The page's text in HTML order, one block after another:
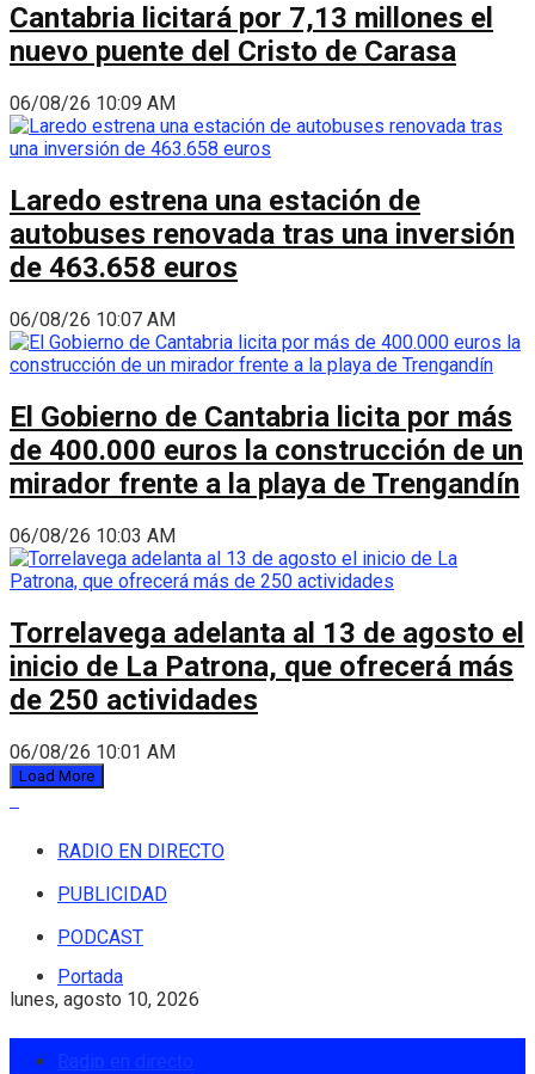
Cantabria licitará por 7,13 millones el
nuevo puente del Cristo de Carasa
06/08/26 10:09 AM
Laredo estrena una estación de
autobuses renovada tras una inversión
de 463.658 euros
06/08/26 10:07 AM
El Gobierno de Cantabria licita por más
de 400.000 euros la construcción de un
mirador frente a la playa de Trengandín
06/08/26 10:03 AM
Torrelavega adelanta al 13 de agosto el
inicio de La Patrona, que ofrecerá más
de 250 actividades
06/08/26 10:01 AM
Load More
RADIO EN DIRECTO
PUBLICIDAD
PODCAST
lunes, agosto 10, 2026
Portada